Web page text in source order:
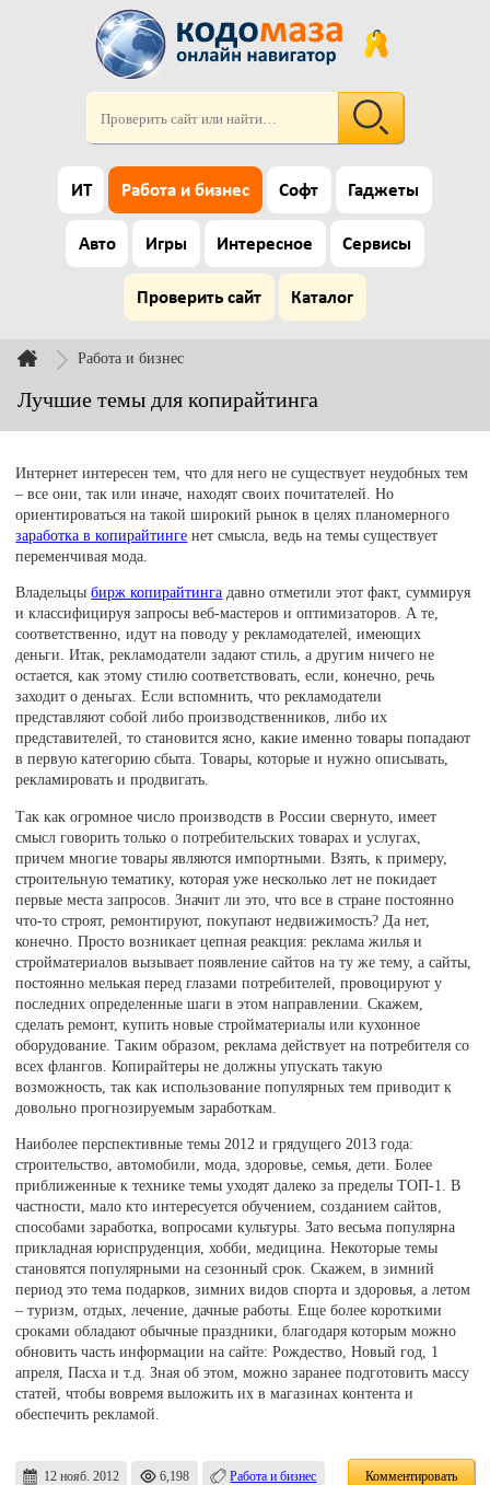
ИТ Работа и бизнес Софт Гаджеты
Авто Игры Интересное Сервисы
Проверить сайт Каталог
Работа и бизнес
Лучшие темы для копирайтинга
Интернет интересен тем, что для него не существует неудобных тем
– все они, так или иначе, находят своих почитателей. Но
ориентироваться на такой широкий рынок в целях планомерного
заработка в копирайтинге нет смысла, ведь на темы существует
переменчивая мода.
Владельцыбирж копирайтинга давно отметили этот факт, суммируя
и классифицируя запросы веб-мастеров и оптимизаторов. А те,
соответственно, идут на поводу у рекламодателей, имеющих
деньги. Итак, рекламодатели задают стиль, а другим ничего не
остается, как этому стилю соответствовать, если, конечно, речь
заходит о деньгах. Если вспомнить, что рекламодатели
представляют собой либо производственников, либо их
представителей, то становится ясно, какие именно товары попадают
в первую категорию сбыта. Товары, которые и нужно описывать,
рекламировать и продвигать.
Так как огромное число производств в России свернуто, имеет
смысл говорить только о потребительских товарах и услугах,
причем многие товары являются импортными. Взять, к примеру,
строительную тематику, которая уже несколько лет не покидает
первые места запросов. Значит ли это, что все в стране постоянно
что-то строят, ремонтируют, покупают недвижимость? Да нет,
конечно. Просто возникает цепная реакция: реклама жилья и
стройматериалов вызывает появление сайтов на ту же тему, а сайты,
постоянно мелькая перед глазами потребителей, провоцируют у
последних определенные шаги в этом направлении. Скажем,
сделать ремонт, купить новые стройматериалы или кухонное
оборудование. Таким образом, реклама действует на потребителя со
всех флангов. Копирайтеры не должны упускать такую
возможность, так как использование популярных тем приводит к
довольно прогнозируемым заработкам.
Наиболее перспективные темы 2012 и грядущего 2013 года:
строительство, автомобили, мода, здоровье, семья, дети. Более
приближенные к технике темы уходят далеко за пределы ТОП-1. В
частности, мало кто интересуется обучением, созданием сайтов,
способами заработка, вопросами культуры. Зато весьма популярна
прикладная юриспруденция, хобби, медицина. Некоторые темы
становятся популярными на сезонный срок. Скажем, в зимний
период это тема подарков, зимних видов спорта и здоровья, а летом
– туризм, отдых, лечение, дачные работы. Еще более короткими
сроками обладают обычные праздники, благодаря которым можно
обновить часть информации на сайте: Рождество, Новый год, 1
апреля, Пасха и т.д. Зная об этом, можно заранее подготовить массу
статей, чтобы вовремя выложить их в магазинах контента и
обеспечить рекламой.
12 нояб. 2012 6,198 Работа и бизнес Комментировать